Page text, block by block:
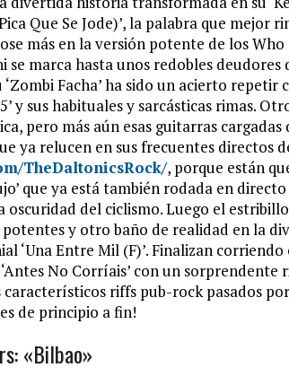
Que Se Jode)’, la palabra que mejor
más en la versión potente de los
se marca hasta unos redobles
‘Zombi Facha’ ha sido un acierto
y sus habituales y sarcásticas rimas.
pero más aún esas guitarras
ya relucen en sus frecuentes directos
TheDaltonicsRock/, porque están
que ya está también rodada en
oscuridad del ciclismo. Luego el
y otro baño de realidad en la
‘Una Entre Mil (F)’. Finalizan
No Corríais’ con un
característicos riffs pub-rock pasados
de principio a fin!
«Bilbao»